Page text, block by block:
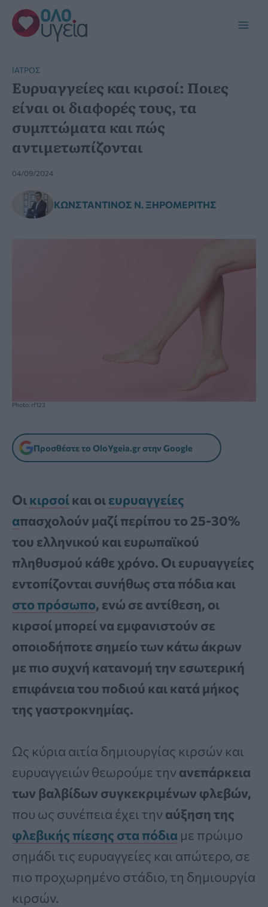
Μετάβαση
στο
περιεχόμενο
ΙΑΤΡΌΣ
Ευρυαγγείες και κιρσοί: Ποιες
είναι οι διαφορές τους, τα
συμπτώματα και πώς
αντιμετωπίζονται
04/09/2024
ΚΩΝΣΤΑΝΤΊΝΟΣ Ν. ΞΗΡΟΜΕΡΊΤΗΣ
Photo: rf123
Προσθέστε το OloYgeia.gr στην Google
Οικιρσοίκαι οιευρυαγγείες
απασχολούν μαζί περίπου το 25-30%
του ελληνικού και ευρωπαϊκού
πληθυσμού κάθε χρόνο. Οι ευρυαγγείες
εντοπίζονται συνήθως στα πόδια και
στο πρόσωπο, ενώ σε αντίθεση, οι
κιρσοί μπορεί να εμφανιστούν σε
οποιοδήποτε σημείο των κάτω άκρων
με πιο συχνή κατανομή την εσωτερική
επιφάνεια του ποδιού και κατά μήκος
της γαστροκνημίας.
Ως κύρια αιτία δημιουργίας κιρσών και
ευρυαγγειών θεωρούμε την ανεπάρκεια
των βαλβίδων συγκεκριμένων φλεβών,
που ως συνέπεια έχει την αύξηση της
φλεβικής πίεσης στα πόδια με πρώιμο
σημάδι τις ευρυαγγείες και απώτερο, σε
πιο προχωρημένο στάδιο, τη δημιουργία
κιρσών.